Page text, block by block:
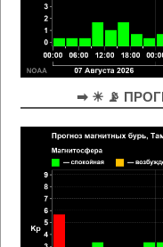
➡ ☀ 📡